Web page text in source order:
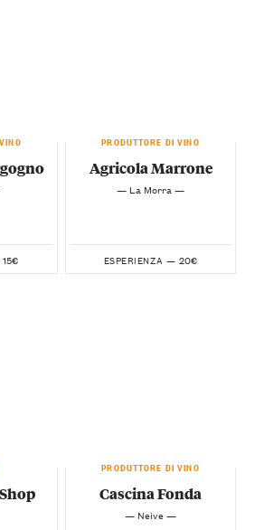
15€
PRODUTTORE DI VINO
Agricola Marrone
— La Morra —
ESPERIENZA — 20€
PRODUTTORE DI VINO
Cascina Fonda
— Neive —